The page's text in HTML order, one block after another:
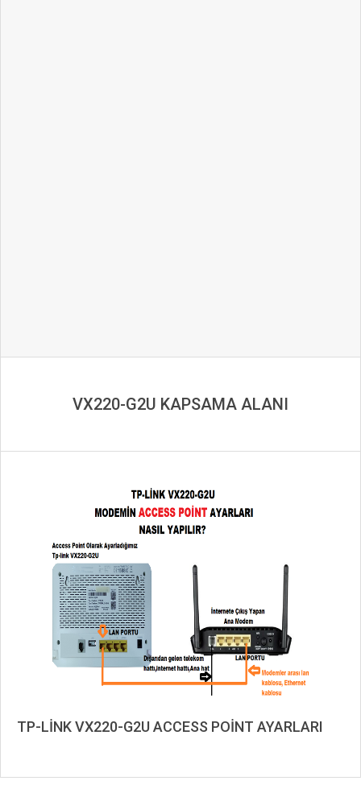
VX220-G2U KAPSAMA ALANI
TP-LİNK VX220-G2U ACCESS POİNT AYARLARI